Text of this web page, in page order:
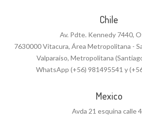
Chile
Av. Pdte. Kennedy 7440,
7630000 Vitacura, Área Metropolitana -
Valparaíso, Metropolitana
WhatsApp (+56) 981495541 y
Mexico
Avda 21 esquina calle